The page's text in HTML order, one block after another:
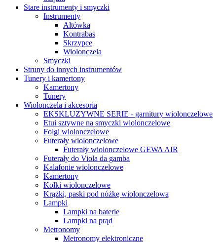
Stare instrumenty i smyczki
Instrumenty
Altówka
Kontrabas
Skrzypce
Wiolonczela
Smyczki
Struny do innych instrumentów
Tunery i kamertony
Kamertony
Tunery
Wiolonczela i akcesoria
EKSKLUZYWNE SERIE - garnitury wiolonczelowe
Etui sztywne na smyczki wiolonczelowe
Folgi wiolonczelowe
Futerały wiolonczelowe
Futerały wiolonczelowe GEWA AIR
Futerały do Viola da gamba
Kalafonie wiolonczelowe
Kamertony
Kołki wiolonczelowe
Krążki, paski pod nóżkę wiolonczelową
Lampki
Lampki na baterie
Lampki na prąd
Metronomy
Metronomy elektroniczne